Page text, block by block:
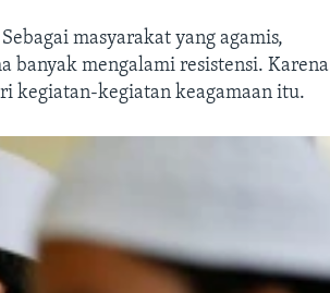
masyarakat yang agamis,
banyak mengalami resistensi. Karena
kegiatan-kegiatan keagamaan itu.